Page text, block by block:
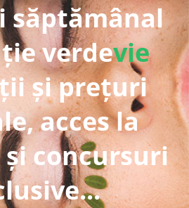
săptămânal
verdevie
și prețuri
acces la
concursuri